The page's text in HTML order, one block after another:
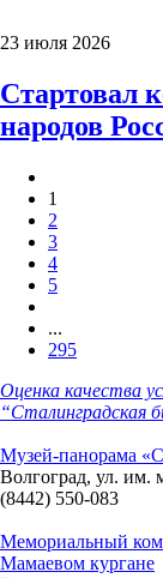
23 июля 2026
Стартовал
народов
1
2
3
4
5
...
295
Оценка качества
“Сталинградская
Музей-панорама
Волгоград, ул. им.
(8442) 550-083
Мемориальный
Мамаевом кургане